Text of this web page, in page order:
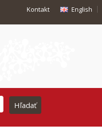
Kontakt English